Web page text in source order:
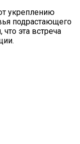
укреплению
подрастающего
эта встреча